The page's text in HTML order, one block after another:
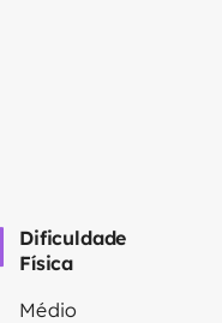
Dificuldade
Física
Médio